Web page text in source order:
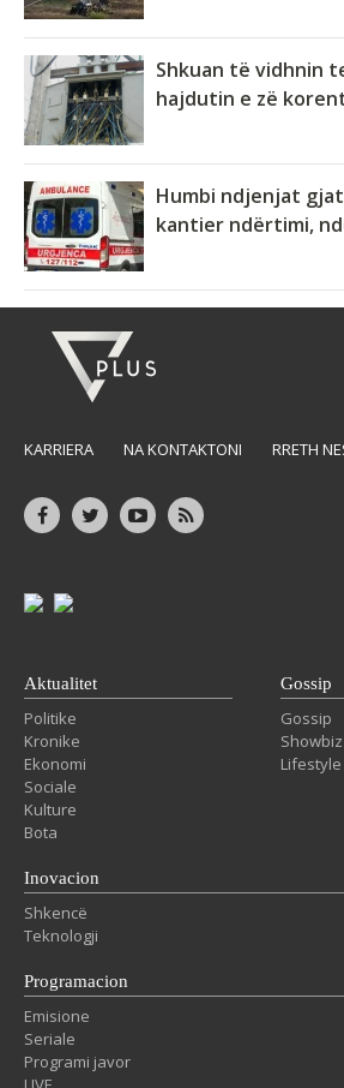
Shkuan të vidhnin
hajdutin e zë
Humbi ndjenjat
kantier ndërtimi,
KARRIERA NA KONTAKTONI RRETH
Aktualitet
Politike
Kronike
Ekonomi
Sociale
Kulture
Bota
Gossip
Gossip
Showbiz
Lifestyle
Inovacion
Shkencë
Teknologji
Programacion
Emisione
Seriale
Programi javor